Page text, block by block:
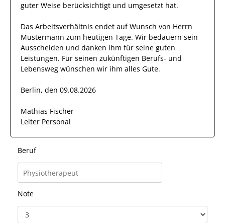
guter Weise berücksichtigt und umgesetzt hat.
Das Arbeitsverhältnis endet auf Wunsch von Herrn
Mustermann zum heutigen Tage. Wir bedauern sein
Ausscheiden und danken ihm für seine guten
Leistungen. Für seinen zukünftigen Berufs- und
Lebensweg wünschen wir ihm alles Gute.
Berlin, den 09.08.2026
Mathias Fischer
Leiter Personal
Beruf
Note